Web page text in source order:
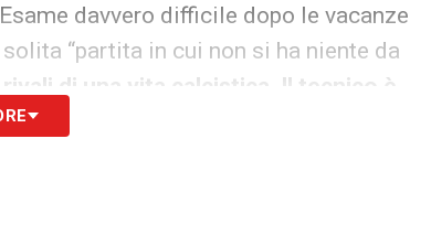
davvero difficile dopo le vacanze
“partita in cui non si ha niente da
di una vita calcistica. Il tecnico è
l’Inter, e magari fare un favore alla